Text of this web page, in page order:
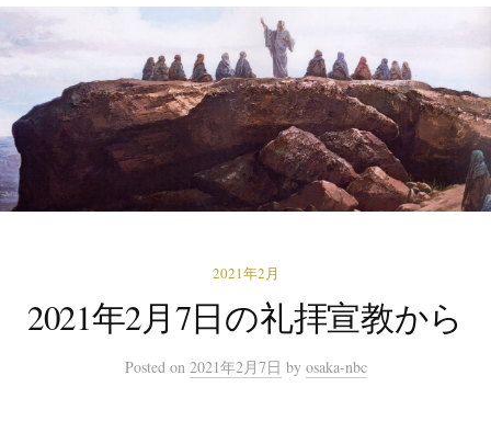
2021年2月
2021年2月7日の礼拝宣教から
Posted on 2021年2月7日 by osaka-nbc